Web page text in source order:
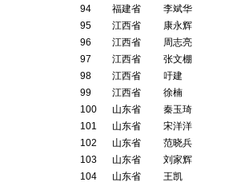
94
福建省 李斌华
95
江西省 康永辉
96
江西省 周志亮
97
江西省 张文棚
98
江西省 吁建
99
江西省 徐楠
100
山东省 秦玉琦
101
山东省 宋洋洋
102
山东省 范晓兵
103
山东省 刘家辉
104
山东省 王凯